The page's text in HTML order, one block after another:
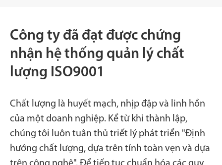
Công ty đã đạt được chứng
nhận hệ thống quản lý chất
lượng ISO9001
Chất lượng là huyết mạch, nhịp đập và linh hồn
của một doanh nghiệp. Kể từ khi thành lập,
chúng tôi luôn tuân thủ triết lý phát triển "Định
hướng chất lượng, dựa trên tính toàn vẹn và dựa